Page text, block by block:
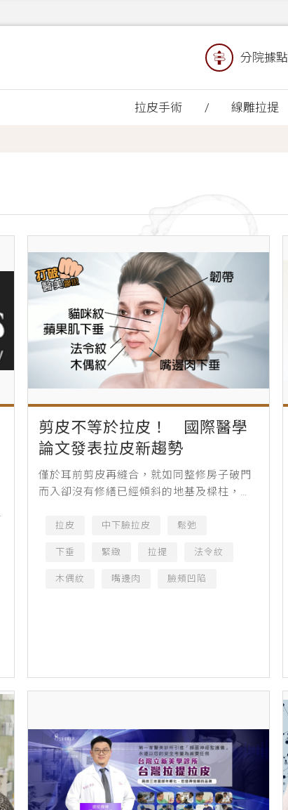
分院據點
拉皮手術 線雕拉提
剪皮不等於拉皮！ 國際醫學
論文發表拉皮新趨勢
僅於耳前剪皮再縫合，就如同整修房子破門
而入卻沒有修繕已經傾斜的地基及樑柱，因
供） 人類在延緩衰老的研究未曾中斷，自古
拉皮 中下臉拉皮 鬆弛
下垂 緊緻 拉提 法令紋
木偶紋 嘴邊肉 臉頰凹陷